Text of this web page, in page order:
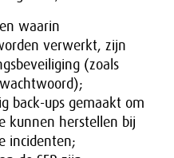
waarin
verwerkt, zijn
(zoals
back-ups gemaakt om
kunnen herstellen bij
incidenten;